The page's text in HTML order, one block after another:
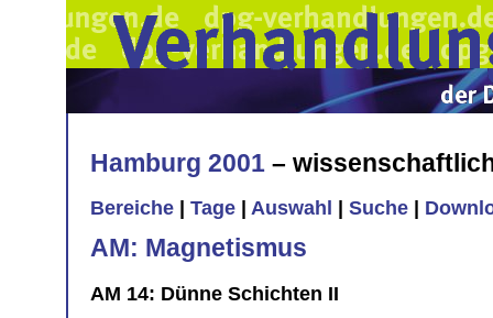
Hamburg 2001 –
Bereiche Tage Auswahl Suche
AM: Magnetismus
AM 14: Dünne Schichten II